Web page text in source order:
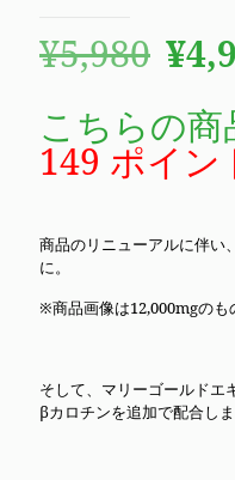
¥5,980 元
価
格
は
で
し
¥
こちらの
149 ポイン
商品のリニューアルに伴い
に。
※商品画像は12,000mgのも
そして、マリーゴールドエ
βカロチンを追加で配合しま